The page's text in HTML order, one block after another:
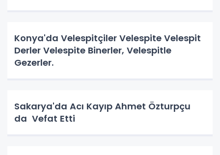
Konya'da Velespitçiler Velespite Velespit
Derler Velespite Binerler, Velespitle
Gezerler.
Sakarya'da Acı Kayıp Ahmet Özturpçu
da Vefat Etti